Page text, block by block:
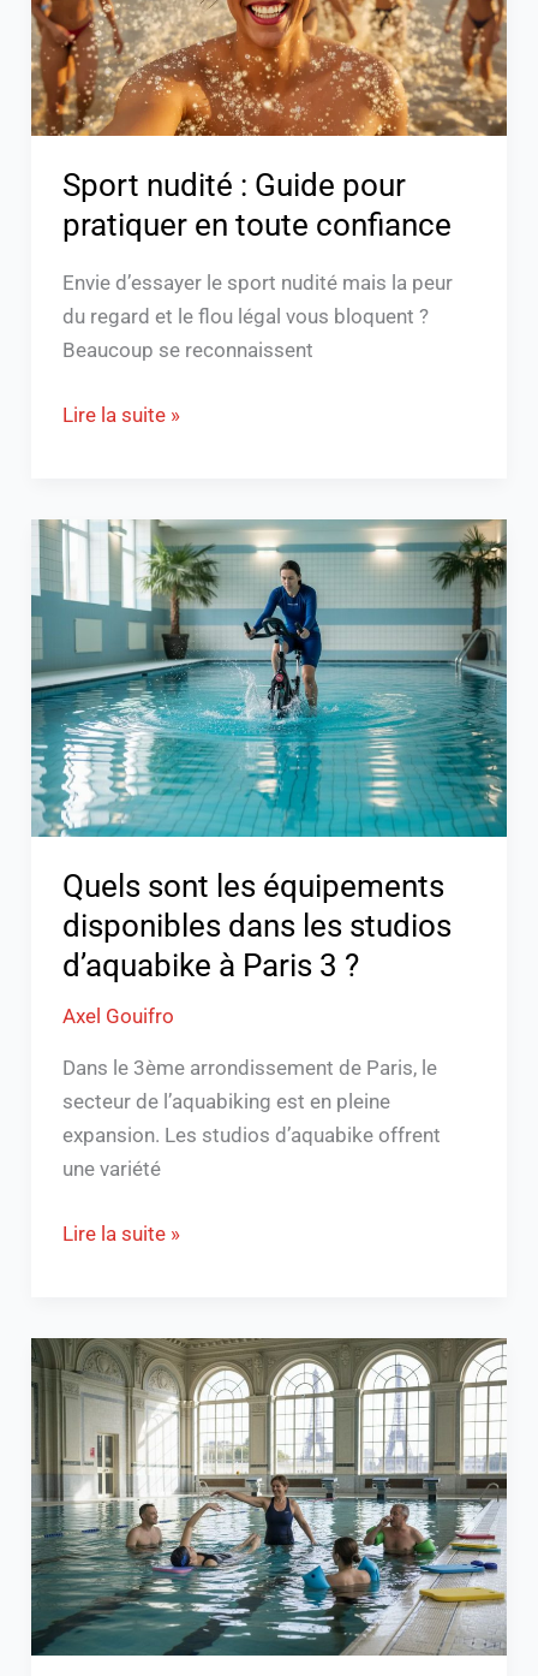
Sport nudité : Guide pour
pratiquer en toute confiance
Envie d’essayer le sport nudité mais la peur
du regard et le flou légal vous bloquent ?
Beaucoup se reconnaissent
en
toute
confiance
Lire la suite »
Quels sont les équipements
disponibles dans les studios
d’aquabike à Paris 3 ?
Axel Gouifro
Dans le 3ème arrondissement de Paris, le
secteur de l’aquabiking est en pleine
expansion. Les studios d’aquabike offrent
une variété
Quels
sont
les
équipements
disponibles
dans
les
studios
d’aquabike
à
Paris
?
Lire la suite »
Quels
types
cours
de
natation
à
Paris
sont
adaptés